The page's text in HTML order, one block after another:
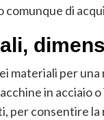
di
materiali per
in acciaio
per consentire la